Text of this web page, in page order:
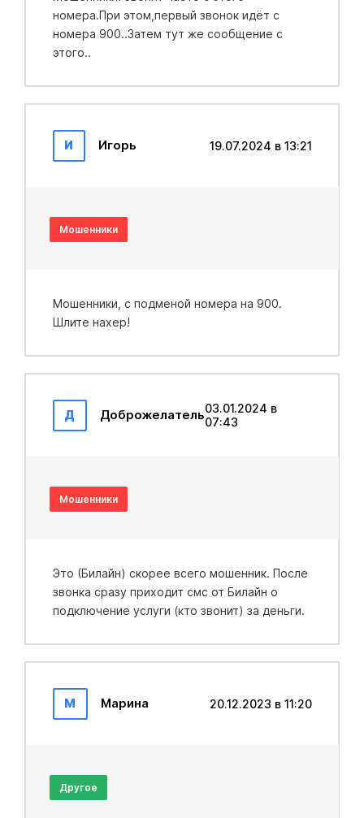
номера.При этом,первый звонок идёт с
номера 900..Затем тут же сообщение с
этого..
И Игорь 19.07.2024 в 13:21
Мошенники
Мошенники, с подменой номера на 900.
Шлите нахер!
Д Доброжелатель03.01.2024 в
07:43
Мошенники
Это (Билайн) скорее всего мошенник. После
звонка сразу приходит смс от Билайн о
подключение услуги (кто звонит) за деньги.
М Марина 20.12.2023 в 11:20
Другое